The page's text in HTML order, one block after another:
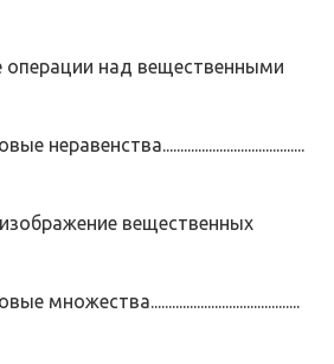
операции над вещественными
неравенства........................................
вещественных
множества..........................................